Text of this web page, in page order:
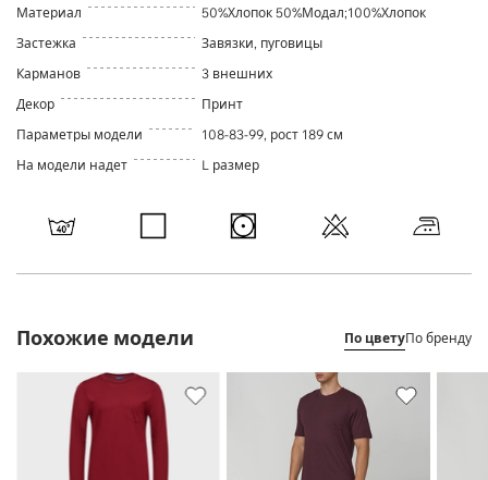
Материал
50%Хлопок 50%Модал;100%Хлопок
Застежка
Завязки, пуговицы
Карманов
3 внешних
Декор
Принт
Параметры модели
108-83-99, рост 189 см
На модели надет
L размер
Похожие модели По цветуПо бренду